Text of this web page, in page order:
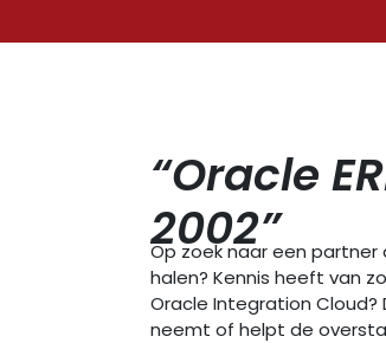
“Oracle
2002”
Op zoek naar een partner
halen? Kennis heeft van
Oracle Integration
neemt of helpt de